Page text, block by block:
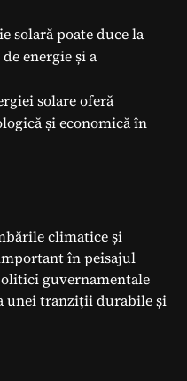
solară poate duce la
energie și a
solare oferă
și economică în
climatice și
în peisajul
guvernamentale
unei tranziții durabile și